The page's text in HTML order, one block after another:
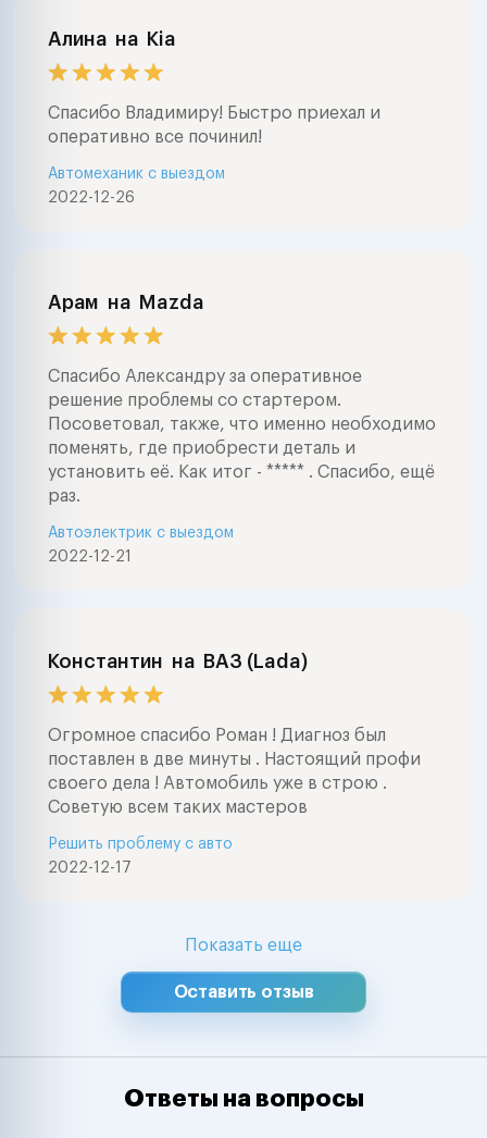
Алина на Kia
Спасибо Владимиру! Быстро приехал и
оперативно все починил!
2022-12-26
Автомеханик с выездом
Арам на Mazda
Спасибо Александру за оперативное
решение проблемы со стартером.
Посоветовал, также, что именно необходимо
поменять, где приобрести деталь и
установить её. Как итог - ***** . Спасибо, ещё
раз.
2022-12-21
Автоэлектрик с выездом
Константин на ВАЗ (Lada)
Огромное спасибо Роман ! Диагноз был
поставлен в две минуты . Настоящий профи
своего дела ! Автомобиль уже в строю .
Советую всем таких мастеров
2022-12-17
Решить проблему с авто
Показать еще
Оставить отзыв
Ответы на вопросы